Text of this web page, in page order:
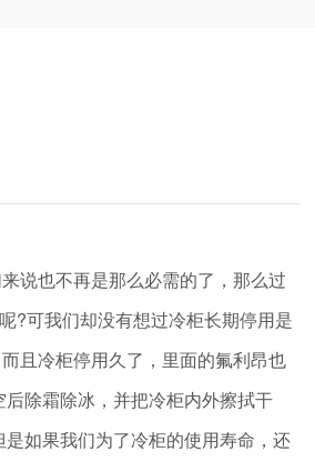
说也不再是那么必需的了，那么过
可我们却没有想过冷柜长期停用是
且冷柜停用久了，里面的氟利昂也
除霜除冰，并把冷柜内外擦拭干
如果我们为了冷柜的使用寿命，还